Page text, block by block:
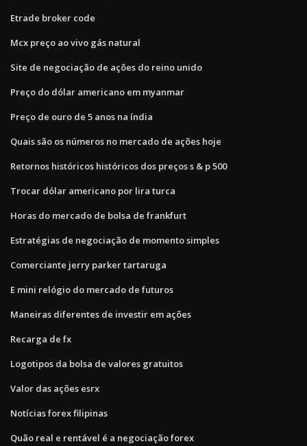
Etrade broker code
Mcx preço ao vivo gás natural
Site de negociação de ações do reino unido
Preço do dólar americano em myanmar
Preço de ouro de 5 anos na índia
Quais são os números no mercado de ações hoje
Retornos históricos históricos dos preços s & p 500
Trocar dólar americano por lira turca
Horas do mercado de bolsa de frankfurt
Estratégias de negociação de momento simples
Comerciante jerry parker tartaruga
E mini relógio do mercado de futuros
Maneiras diferentes de investir em ações
Recarga de fx
Logotipos da bolsa de valores gratuitos
Valor das ações esrx
Notícias forex filipinas
Quão real e rentável é a negociação forex